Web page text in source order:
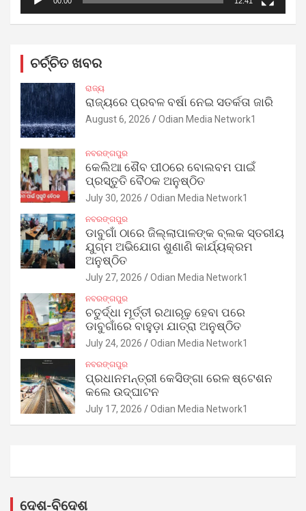
ଚର୍ଚ୍ଚିତ ଖବର
ରାଜ୍ୟ
ରାଜ୍ୟରେ ପ୍ରବଳ ବର୍ଷା ନେଇ ସତର୍କତା ଜାରି
August 6, 2026 Odian Media Network1
ନବରଙ୍ଗପୁର
କେଲିଆ ଶୈବ ପୀଠରେ ବୋଲବମ ପାଇଁ
ପ୍ରସ୍ତୁତି ବୈଠକ ଅନୁଷ୍ଠିତ
July 30, 2026 Odian Media Network1
ନବରଙ୍ଗପୁର
ଡାବୁଗାଁ ଠାରେ ଜିଲ୍ଲାପାଳଙ୍କ ବ୍ଲକ ସ୍ତରୀୟ
ଯୁଗ୍ମ ଅଭିଯୋଗ ଶୁଣାଣି କାର୍ଯ୍ୟକ୍ରମ
ଅନୁଷ୍ଠିତ
July 27, 2026 Odian Media Network1
ନବରଙ୍ଗପୁର
ଚତୁର୍ଦ୍ଧା ମୂର୍ତ୍ତୀ ରଥାରୂଢ଼ ହେବା ପରେ
ଡାବୁଗାଁରେ ବାହୁଡ଼ା ଯାତ୍ରା ଅନୁଷ୍ଠିତ
July 24, 2026 Odian Media Network1
ନବରଙ୍ଗପୁର
ପ୍ରଧାନମନ୍ତ୍ରୀ କେସିଙ୍ଗା ରେଳ ଷ୍ଟେଶନ
କଲେ ଉଦ୍‌ଘାଟନ
July 17, 2026 Odian Media Network1
ଦେଶ-ବିଦେଶ